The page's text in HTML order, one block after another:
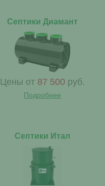
Септики Диамант
Цены от 87 500 руб.
Подробнее
Септики Итал